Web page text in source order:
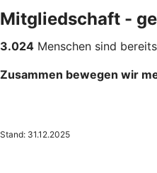
Mitgliedschaft -
3.024 Menschen sind
Zusammen bewegen wir
Stand: 31.12.2025